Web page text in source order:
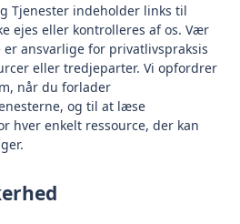
Tjenester indeholder links til
ejes eller kontrolleres af os. Vær
ansvarlige for privatlivspraksis
eller tredjeparter. Vi opfordrer
når du forlader
og til at læse
hver enkelt ressource, der kan